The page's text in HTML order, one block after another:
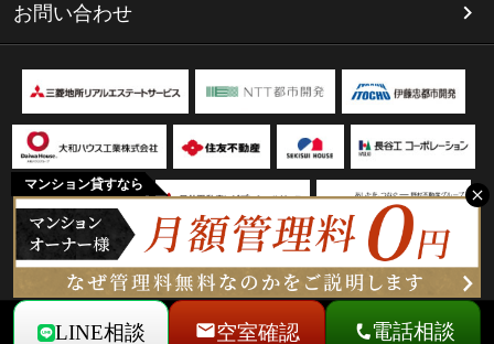
LINE相談 空室確認 電話相談
マンション貸すなら
お問い合わせ
Copyright(C) リミテッド名古屋 All Rights Reserved.